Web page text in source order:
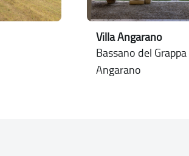
Villa Angarano
Bassano del Grappa
Angarano